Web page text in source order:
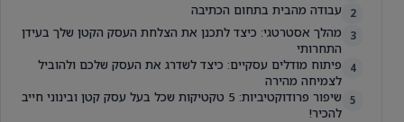
2 עבודה מהבית בתחום הכתיבה
3
מהלך אסטרטגי: כיצד לתכנן את הצלחת העסק הקטן שלך בעידן
התחרותי
4
פיתוח מודלים עסקיים: כיצד לשדרג את העסק שלכם ולהוביל
לצמיחה מהירה
5
שיפור פרודוקטיביות: 5 טקטיקות שכל בעל עסק קטן ובינוני חייב
להכיר!